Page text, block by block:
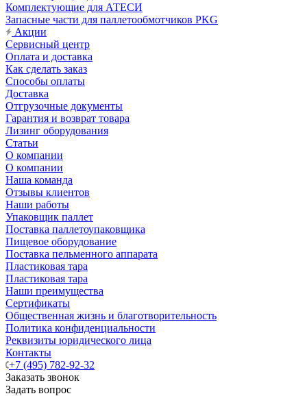
Комплектующие для АТЕСИ
Запасные части для паллетообмотчиков PKG
Акции
Сервисный центр
Оплата и доставка
Как сделать заказ
Способы оплаты
Доставка
Отгрузочные документы
Гарантия и возврат товара
Лизинг оборудования
Статьи
О компании
О компании
Наша команда
Отзывы клиентов
Наши работы
Упаковщик паллет
Поставка паллетоупаковщика
Пищевое оборудование
Поставка пельменного аппарата
Пластиковая тара
Пластиковая тара
Наши преимущества
Сертификаты
Общественная жизнь и благотворительность
Политика конфиденциальности
Реквизиты юридического лица
Контакты
+7 (495) 782-92-32
Заказать звонок
Задать вопрос